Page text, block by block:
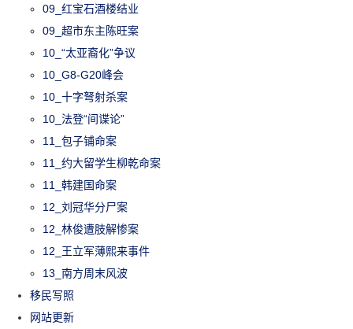
09_红宝石酒楼结业
09_超市东主陈旺案
10_“太亚裔化”争议
10_G8-G20峰会
10_十字弩射杀案
10_法登“间谍论”
11_包子铺命案
11_约大留学生柳乾命案
11_韩建国命案
12_刘冠华分尸案
12_林俊遭肢解惨案
12_王立军薄熙来事件
13_南方周末风波
移民写照
网站更新